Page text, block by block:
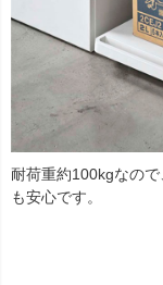
耐荷重約100kgなの
も安心です。